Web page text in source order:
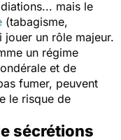
mais le
(tabagisme,
jouer un rôle majeur.
un régime
et de
fumer, peuvent
le risque de
sécrétions